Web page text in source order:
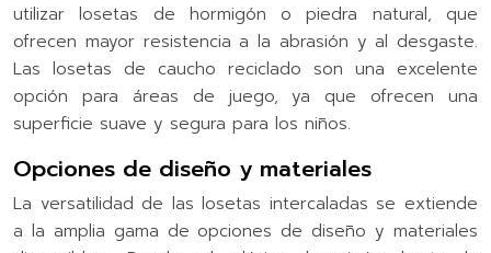
utilizar losetas de hormigón o piedra natural, que
ofrecen mayor resistencia a la abrasión y al desgaste.
Las losetas de caucho reciclado son una excelente
opción para áreas de juego, ya que ofrecen una
superficie suave y segura para los niños.
Opciones de diseño y materiales
La versatilidad de las losetas intercaladas se extiende
a la amplia gama de opciones de diseño y materiales